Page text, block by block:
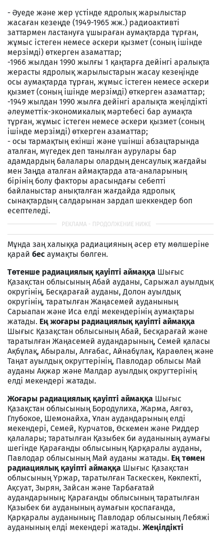
- Әуеде және жер үстiнде ядролық жарылыстар
жасаған кезеңде (1949-1965 жж.) радиоактивтi
заттармен ластануға ұшыраған аумақтарда тұрған,
жұмыс iстеген немесе әскери қызмет (соның iшiнде
мерзiмдi) өткерген азаматтар;
-1966 жылдан 1990 жылғы 1 қаңтарға дейiнгi аралықта
жерасты ядролық жарылыстарын жасау кезеңiнде
осы аумақтарда тұрған, жұмыс iстеген немесе әскери
қызмет (соның iшiнде мерзiмдi) өткерген азаматтар;
-1949 жылдан 1990 жылға дейiнгi аралықта жеңiлдiктi
әлеуметтiк-экономикалық мәртебесi бар аумақта
тұрған, жұмыс iстеген немесе әскери қызмет (соның
iшiнде мерзiмдi) өткерген азаматтар;
- осы тармақтың екiншi және үшiншi абзацтарында
аталған, мүгедек деп танылған аурулары бар
адамдардың балалары олардың денсаулық жағдайы
мен Заңда аталған аймақтарда ата-аналарының
бiрiнiң болу факторы арасындағы себептi
байланыстар анықталған жағдайда ядролық
сынақтардың салдарынан зардап шеккендер боп
есептеледі.
Мұнда заң халыққа радиацияның әсер ету мөлшеріне
қарай бес аумақты бөлген.
Төтенше радиациялық қауiптi аймаққа Шығыс
Қазақстан облысының Абай ауданы, Сарыжал ауылдық
округінің, Бесқарағай ауданы, Долон ауылдық
округінің, таратылған Жаңасемей ауданының
Сарыапан және Иса елдi мекендерiнiң аумақтары
жатады. Ең жоғары радиациялық қауіпті аймаққа
Шығыс Қазақстан облысының Абай, Бесқарағай және
таратылған Жаңасемей аудандарының, Семей қаласы
Ақбұлақ, Абыралы, Алғабас, Айнабұлақ, Қараөлең және
Таңат ауылдық округтерінің, Павлодар облысы Май
ауданы Ақжар және Малдар ауылдық округтерінің
елдi мекендерi жатады.
Жоғары радиациялық қауiптi аймаққа Шығыс
Қазақстан облысының Бородулиха, Жарма, Аягөз,
Глубокое, Шемонайха, Ұлан аудандарының елдi
мекендерi, Семей, Курчатов, Өскемен және Риддер
қалалары; таратылған Қазыбек би ауданының аумағы
шегінде Қарағанды облысының Қарқаралы ауданы,
Павлодар облысының Май ауданы жатады. Ең төмен
радиациялық қауіпті аймаққа Шығыс Қазақстан
облысының Yржар, таратылған Таскескен, Көкпектi,
Ақсуат, Зырян, Зайсан және Тарбағатай
аудандарының; Қарағанды облысының таратылған
Қазыбек би ауданының аумағын қоспағанда,
Қарқаралы ауданының; Павлодар облысының Лебяжi
ауданының елдi мекендерi жатады. Жеңiлдiктi